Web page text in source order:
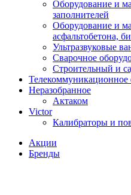
Оборудование и
заполнителей
Оборудование и
асфальтобетона,
Ультразвуковые
Сварочное
Строительный и
Телекоммуникационное
Неразобранное
Актаком
Victor
Калибраторы и
Акции
Бренды